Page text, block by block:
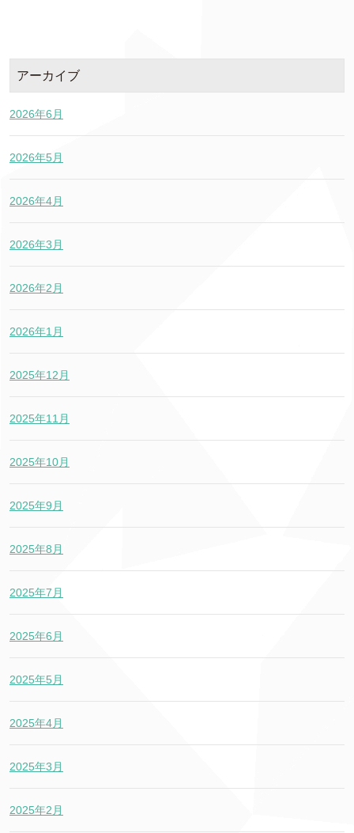
アーカイブ
2026年6月
2026年5月
2026年4月
2026年3月
2026年2月
2026年1月
2025年12月
2025年11月
2025年10月
2025年9月
2025年8月
2025年7月
2025年6月
2025年5月
2025年4月
2025年3月
2025年2月